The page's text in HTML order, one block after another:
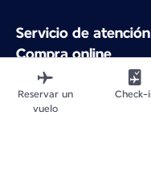
Servicio de
Compra online
Programa de
Acerca de Air
Aplicación móvil Air
Reservar un
vuelo
Check-